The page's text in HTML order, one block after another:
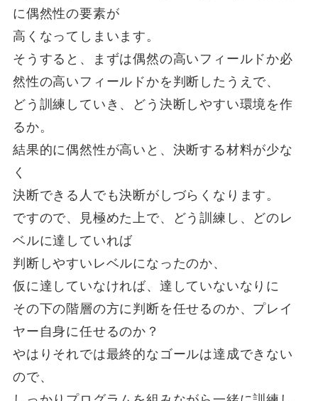
に偶然性の要素が
高くなってしまいます。
そうすると、まずは偶然の高いフィールドか必
然性の高いフィールドかを判断したうえで、
どう訓練していき、どう決断しやすい環境を作
るか。
結果的に偶然性が高いと、決断する材料が少な
く
決断できる人でも決断がしづらくなります。
ですので、見極めた上で、どう訓練し、どのレ
ベルに達していれば
判断しやすいレベルになったのか、
仮に達していなければ、達していないなりに
その下の階層の方に判断を任せるのか、プレイ
ヤー自身に任せるのか？
やはりそれでは最終的なゴールは達成できない
ので、